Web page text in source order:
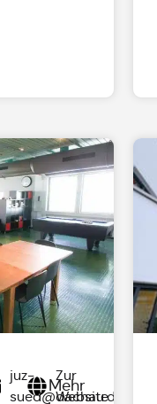
juz-
sued@dachau.de
Zur
Website
Mehr